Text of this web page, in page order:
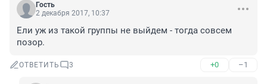
Гость
2 декабря 2017, 10:37
Ели уж из такой группы не выйдем - тогда совсем
позор.
ОТВЕТИТЬ 3 +0 –1